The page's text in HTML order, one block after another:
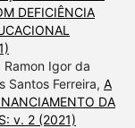
DEFICIÊNCIA
Igor da
Santos Ferreira, A
DA
v. 2 (2021)